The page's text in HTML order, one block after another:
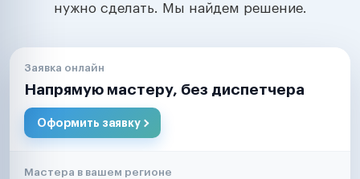
нужно сделать. Мы найдем решение.
Заявка онлайн
Напрямую мастеру, без диспетчера
Оформить заявку
Мастера в вашем регионе